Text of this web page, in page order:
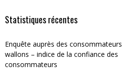
Statistiques récentes
Enquête auprès des consommateurs
wallons – indice de la confiance des
consommateurs